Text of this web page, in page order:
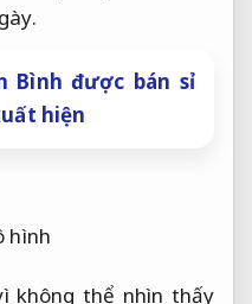
Bình được bán sỉ
hiện
không thể nhìn thấy